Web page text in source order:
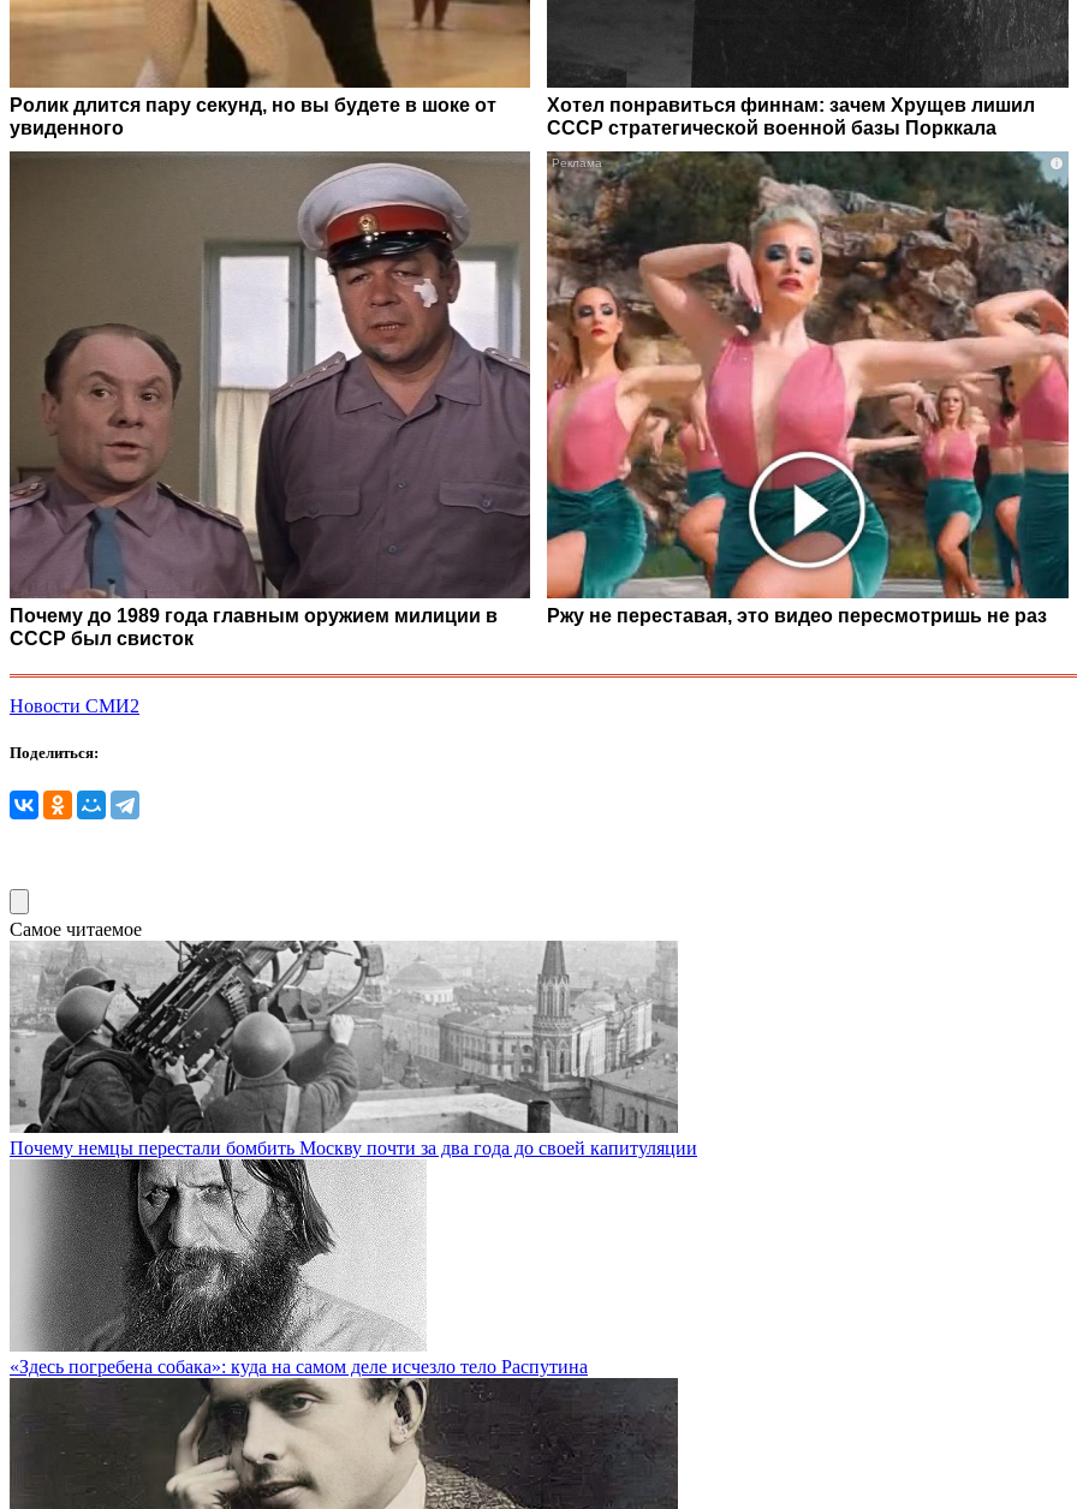
Ролик длится пару секунд, но вы будете в шоке от
увиденного
Хотел понравиться финнам: зачем Хрущев лишил
СССР стратегической военной базы Порккала
Почему до 1989 года главным оружием милиции в
СССР был свисток
i
Ржу не переставая, это видео пересмотришь не раз
Новости СМИ2
Поделиться:
Самое читаемое
Почему немцы перестали бомбить Москву почти за два года до своей капитуляции
«Здесь погребена собака»: куда на самом деле исчезло тело Распутина